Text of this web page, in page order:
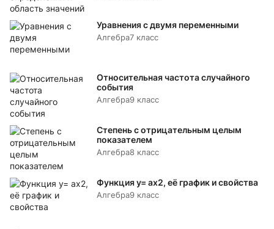
Уравнения с двумя переменными
Алгебра7 класс
Относительная частота случайного
события
Алгебра9 класс
Степень с отрицательным целым
показателем
Алгебра8 класс
Функция y= аx2, её график и свойства
Алгебра9 класс